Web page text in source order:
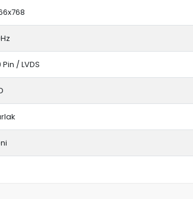
Pin / LVDS